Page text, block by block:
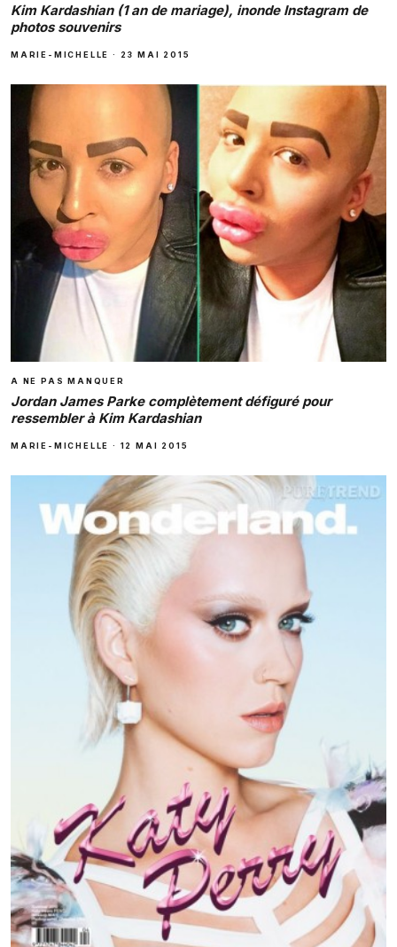
Kim Kardashian (1 an de mariage), inonde Instagram de
photos souvenirs
MARIE-MICHELLE · 23 MAI 2015
A NE PAS MANQUER
Jordan James Parke complètement défiguré pour
ressembler à Kim Kardashian
MARIE-MICHELLE · 12 MAI 2015